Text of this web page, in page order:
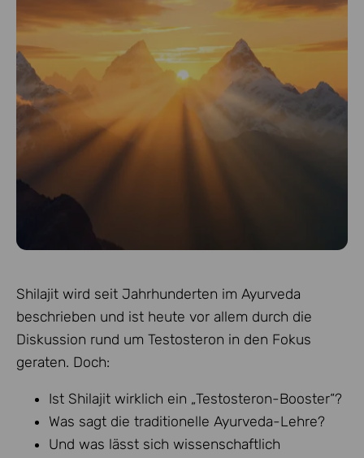
Shilajit wird seit Jahrhunderten im Ayurveda
beschrieben und ist heute vor allem durch die
Diskussion rund um Testosteron in den Fokus
geraten. Doch:
Ist Shilajit wirklich ein „Testosteron-Booster“?
Was sagt die traditionelle Ayurveda-Lehre?
Und was lässt sich wissenschaftlich